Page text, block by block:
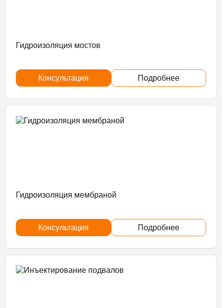
Гидроизоляция мостов
Консультация Подробнее
Гидроизоляция мембраной
Консультация Подробнее